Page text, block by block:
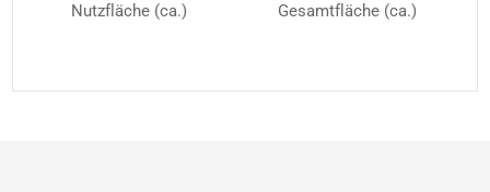
Nutzfläche (ca.) Gesamtfläche (ca.)